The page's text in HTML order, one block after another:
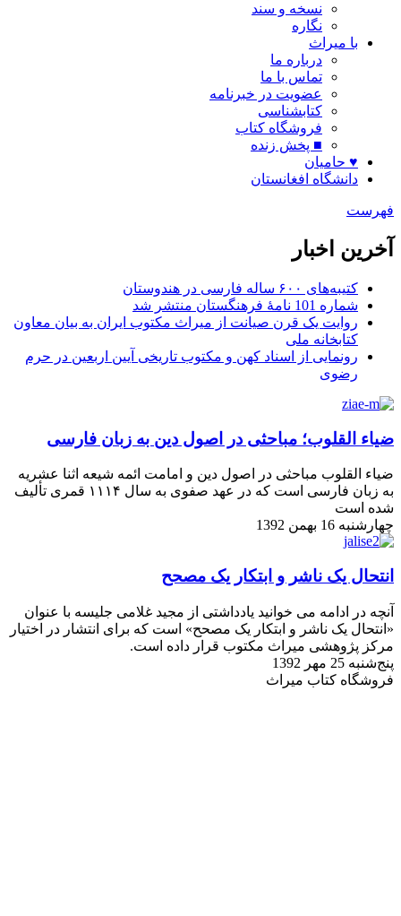
نسخه و سند
نگاره
با میراث
درباره ما
تماس با ما
عضویت در خبرنامه
کتابشناسی
فروشگاه کتاب
■ پخش زنده
♥ حامیان
دانشگاه افغانستان
فهرست
آخرین اخبار
کتیبه‌های ۶۰۰ ساله فارسی در هندوستان
شماره 101 نامۀ فرهنگستان منتشر شد
روایت یک قرن صیانت از میراث مکتوب ایران به بیان معاون
کتابخانه ملی
رونمایی از اسناد کهن و مکتوب تاریخی آیین اربعین در حرم
رضوی
ضیاء القلوب؛ مباحثی در اصول دین به زبان فارسی
ضیاء القلوب مباحثی در اصول دین و امامت ائمه شیعه اثنا عشریه
به زبان فارسی است که در عهد صفوی به سال ۱۱۱۴ قمری تألیف
شده است
چهارشنبه 16 بهمن 1392
انتحال یک ناشر و ابتکار یک مصحح
آنچه در ادامه می خوانید یادداشتی از مجید غلامی جلیسه با عنوان
«انتحال یک ناشر و ابتکار یک مصحح» است که برای انتشار در اختیار
مرکز پژوهشی میراث مکتوب قرار داده است.
پنج‌شنبه 25 مهر 1392
فروشگاه کتاب میراث